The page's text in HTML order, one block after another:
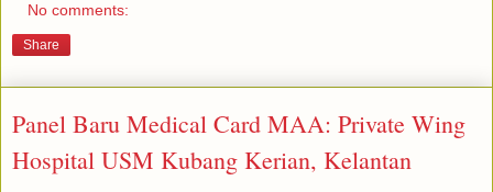
No comments:
Share
Panel Baru Medical Card MAA: Private Wing
Hospital USM Kubang Kerian, Kelantan